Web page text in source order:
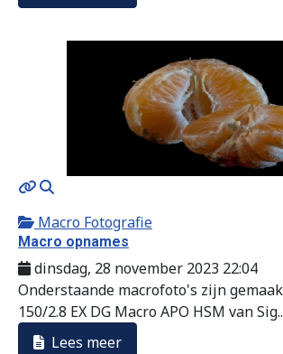
Macro Fotografie
Macro opnames
dinsdag, 28 november 2023 22:04
Onderstaande macrofoto's zijn
150/2.8 EX DG Macro APO HSM van
Lees meer